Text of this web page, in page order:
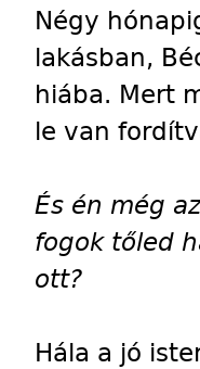
Négy
lakásban,
hiába. Mert
le van
És én még
fogok tőled
ott?
Hála a jó